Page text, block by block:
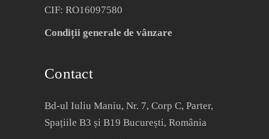
CIF: RO16097580
Condiții generale de vânzare
Contact
Bd-ul Iuliu Maniu, Nr. 7, Corp C, Parter,
Spațiile B3 și B19 București, România